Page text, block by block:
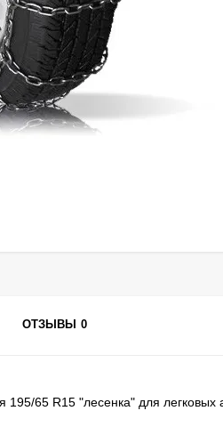
ОТЗЫВЫ 0
195/65 R15 "лесенка" для легковых